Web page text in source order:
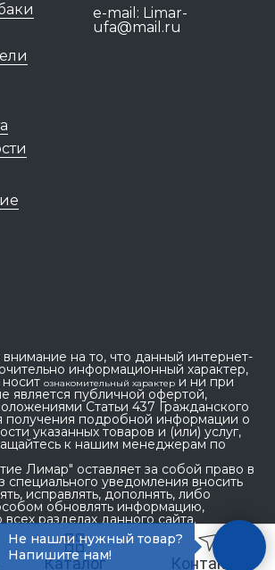
Не нашли нужный товар?
Напишите нам!
Каталог Контакты
e-mail: Limar-
ufa@mail.ru
на то, что данный интернет-
информационный характер,
ознакомительный характер и ни при
является публичной офертой,
Статьи 437 Гражданского
получения подробной информации о
указанных товаров и (или) услуг,
к нашим менеджерам по
Лимар" оставляет за собой право в
уведомления вносить
исправлять, дополнять, либо
обновлять информацию,
разделах данного сайта.